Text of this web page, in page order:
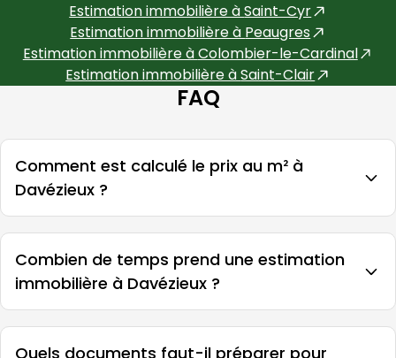
Estimation immobilière àSaint-Cyr
Estimation immobilière à Peaugres
Estimation immobilière àColombier-le-Cardinal
Estimation immobilière àSaint-Clair
FAQ
Comment est calculé le prix au m² à
Davézieux ?
Combien de temps prend une estimation
immobilière à Davézieux ?
Quels documents faut-il préparer pour